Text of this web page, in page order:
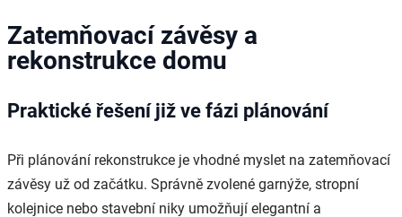
Zatemňovací závěsy a
rekonstrukce domu
Praktické řešení již ve fázi plánování
Při plánování rekonstrukce je vhodné myslet na zatemňovací
závěsy už od začátku. Správně zvolené garnýže, stropní
kolejnice nebo stavební niky umožňují elegantní a